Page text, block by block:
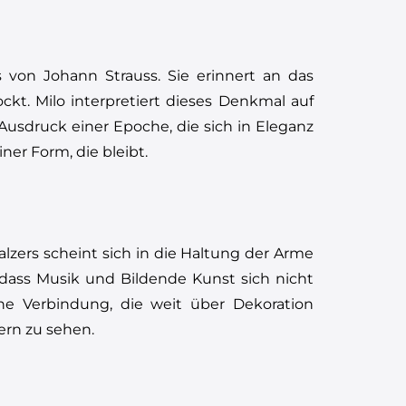
Johann Strauss. Sie erinnert an das
Milo interpretiert dieses Denkmal auf
einer Epoche, die sich in Eleganz
Form, die bleibt.
scheint sich in die Haltung der Arme
Musik und Bildende Kunst sich nicht
Verbindung, die weit über Dekoration
zu sehen.